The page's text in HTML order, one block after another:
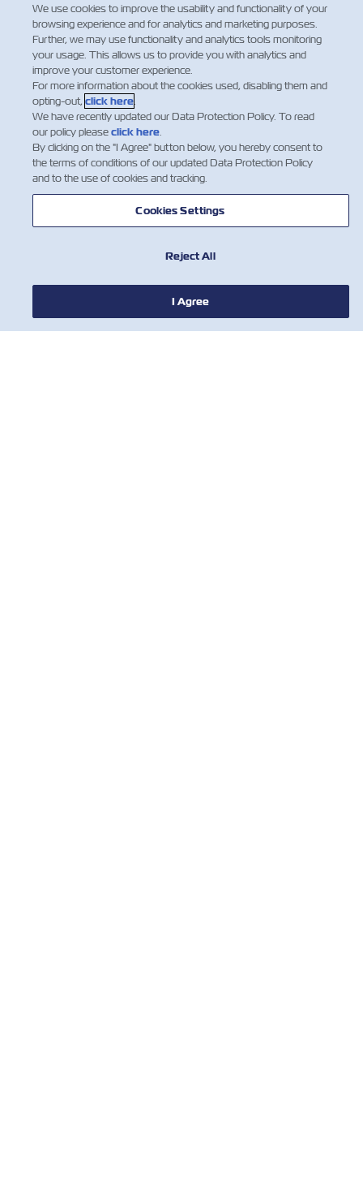
조 부탁드립니다.
ZIM Korea Customer Service
We use cookies to improve the usability and functionality of your
browsing experience and for analytics and marketing purposes.
Further, we may use functionality and analytics tools monitoring
your usage. This allows us to provide you with analytics and
improve your customer experience.
For more information about the cookies used, disabling them and
opting-out, click here.
We have recently updated our Data Protection Policy. To read
our policy pleaseclick here.
By clicking on the "I Agree" button below, you hereby consent to
the terms of conditions of our updated Data Protection Policy
and to the use of cookies and tracking.
Cookies Settings
Reject All
I Agree